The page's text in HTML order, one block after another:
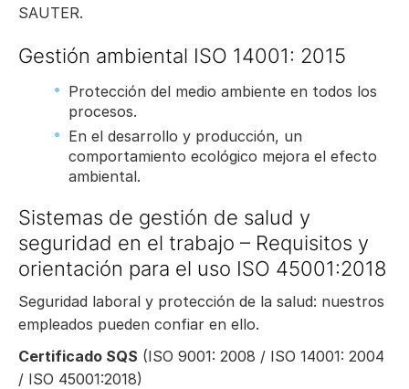
SAUTER.
Gestión ambiental ISO 14001: 2015
Protección del medio ambiente en todos los
procesos.
En el desarrollo y producción, un
comportamiento ecológico mejora el efecto
ambiental.
Sistemas de gestión de salud y
seguridad en el trabajo – Requisitos y
orientación para el uso ISO 45001:2018
Seguridad laboral y protección de la salud: nuestros
empleados pueden confiar en ello.
Certificado SQS (ISO 9001: 2008 / ISO 14001: 2004
/ ISO 45001:2018)